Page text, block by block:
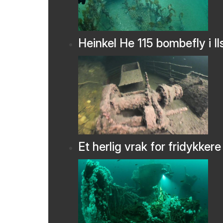
Heinkel He 115 bombefly i
Et herlig vrak for fridykkere